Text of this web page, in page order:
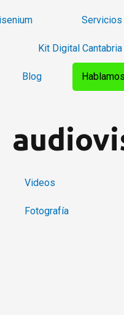
Servicios
Kit Digital Cantabria
Blog Hablamos
Videos
Fotografía